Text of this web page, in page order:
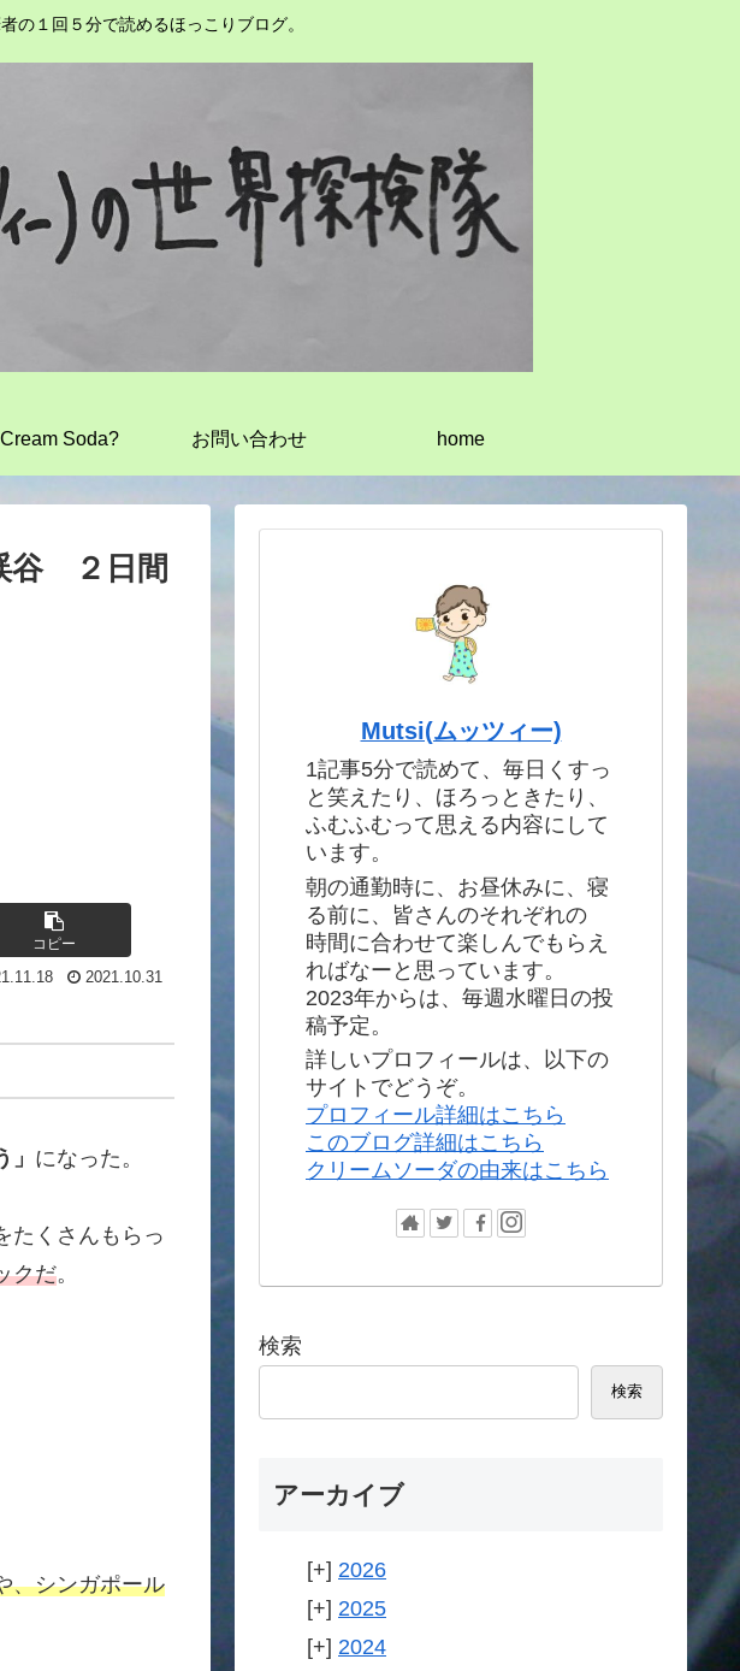
の１回５分で読めるほっこりブログ。
Soda? お問い合わせ home
谷 ２日間
コピー
2021.10.31
になった。
たくさんもらっ
クだ。
、シンガポール
Mutsi(ムッツィー)
1記事5分で読めて、毎日くすっ
と笑えたり、ほろっときたり、
ふむふむって思える内容にして
います。
朝の通勤時に、お昼休みに、寝
る前に、皆さんのそれぞれの
時間に合わせて楽しんでもらえ
ればなーと思っています。
2023年からは、毎週水曜日の投
稿予定。
詳しいプロフィールは、以下の
サイトでどうぞ。
プロフィール詳細はこちら
このブログ詳細はこちら
クリームソーダの由来はこちら
検索
検索
アーカイブ
2026
2025
2024